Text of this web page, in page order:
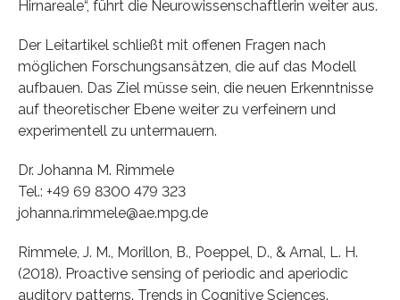
Hirnareale“, führt die Neurowissenschaftlerin weiter aus.
Der Leitartikel schließt mit offenen Fragen nach
möglichen Forschungsansätzen, die auf das Modell
aufbauen. Das Ziel müsse sein, die neuen Erkenntnisse
auf theoretischer Ebene weiter zu verfeinern und
experimentell zu untermauern.
Dr. Johanna M. Rimmele
Tel.: +49 69 8300 479 323
johanna.rimmele@ae.mpg.de
Rimmele, J. M., Morillon, B., Poeppel, D., & Arnal, L. H.
(2018). Proactive sensing of periodic and aperiodic
auditory patterns. Trends in Cognitive Sciences.